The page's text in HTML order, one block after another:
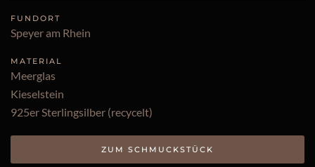
FUNDORT
Speyer am Rhein
MATERIAL
Meerglas
Kieselstein
925er Sterlingsilber (recycelt)
ZUM SCHMUCKSTÜCK